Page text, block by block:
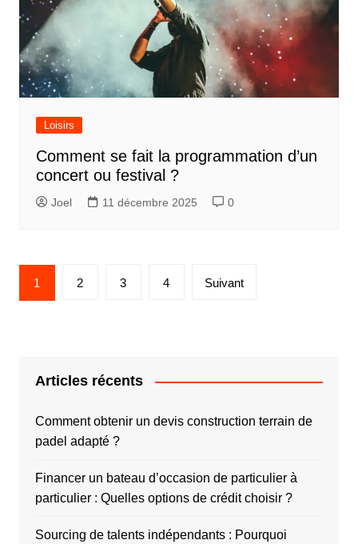
Loisirs
Comment se fait la programmation d’un
concert ou festival ?
Joel 11 décembre 2025 0
a
1 2 3 4 Suivant
Articles récents
Comment obtenir un devis construction terrain de
padel adapté ?
Financer un bateau d’occasion de particulier à
particulier : Quelles options de crédit choisir ?
Sourcing de talents indépendants : Pourquoi